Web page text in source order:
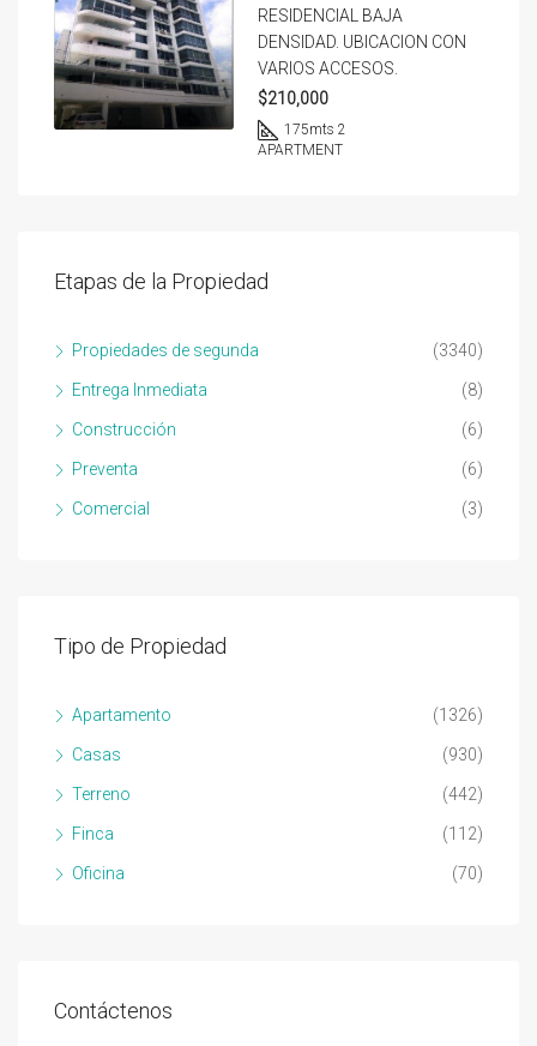
RESIDENCIAL BAJA
DENSIDAD. UBICACION CON
VARIOS ACCESOS.
$210,000
175mts 2
APARTMENT
Etapas de la Propiedad
Propiedades de segunda (3340)
Entrega Inmediata (8)
Construcción (6)
Preventa (6)
Comercial (3)
Tipo de Propiedad
Apartamento (1326)
Casas (930)
Terreno (442)
Finca (112)
Oficina (70)
Contáctenos